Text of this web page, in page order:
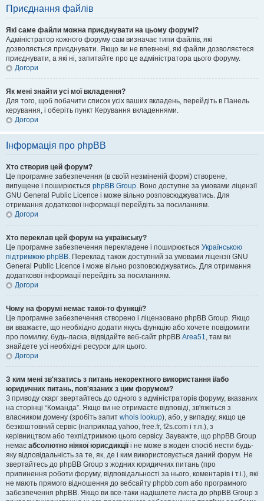
Приєднання файлів
Які саме файли можна приєднувати на цьому форумі?
Адміністратор кожного форуму сам визначає типи файлів, які
дозволяється приєднувати. Якщо ви не впевнені, які файли дозволяєтеся
приєднувати, а які ні, запитайте про це адміністратора цього форуму.
Догори
Як мені знайти усі мої вкладення?
Для того, щоб побачити список усіх ваших вкладень, перейдіть в Панель
керування, і оберіть пункт Керування вкладеннями.
Догори
Інформація про phpBB
Хто створив цей форум?
Це програмне забезпечення (в своїй незміненій формі) створене,
випущене і поширюється phpBB Group. Воно доступне за умовами ліцензії
GNU General Public Licence і може вільно розповсюджуватись. Для
отримання додаткової інформації перейдіть за посиланням.
Догори
Хто переклав цей форум на українську?
Це програмне забезпечення перекладене і поширюється Українською
підтримкою phpBB. Переклад також доступний за умовами ліцензії GNU
General Public Licence і може вільно розповсюджуватись. Для отримання
додаткової інформації перейдіть за посиланням.
Догори
Чому на форумі немає такої-то функції?
Це програмне забезпечення створено і ліцензовано phpBB Group. Якщо
ви вважаєте, що необхідно додати якусь функцію або хочете повідомити
про помилку, будь-ласка, відвідайте веб-сайт phpBB Area51, там ви
знайдете усі необхідні ресурси для цього.
Догори
З ким мені зв'язатись з питань некоректного використання і/або
юридичних питань, пов'язаних з цим форумом?
З приводу скарг звертайтесь до одного з адміністраторів форуму, вказаних
на сторінці “Команда”. Якщо ви не отримаєте відповіді, зв'яжіться з
власником домену (зробіть запит whois lookup), або, у випадку, якщо це
безкоштовний сервіс (наприклад yahoo, free.fr, f2s.com і т.п.), з
керівництвом або техпідтримкою цього сервісу. Зауважте, що phpBB Group
немає абсолютно ніякої юрисдикціїі не може в жоден спосіб нести будь-
яку відповідальність за те, як, де і ким використовується даний форум. Не
звертайтесь до phpBB Group з жодних юридичних питань (про
припинення роботи форуму, відповідальності за нього, коментарів і т.і.), які
не мають прямого відношення до вебсайту phpbb.com або програмного
забезпечення phpBB. Якщо ви все-таки надішлете листа до phpBB Group з